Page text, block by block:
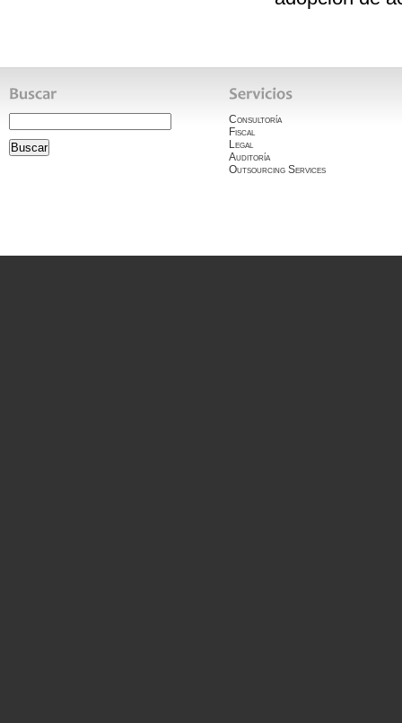
Consultoría
Fiscal
Legal
Auditoría
Outsourcing Services